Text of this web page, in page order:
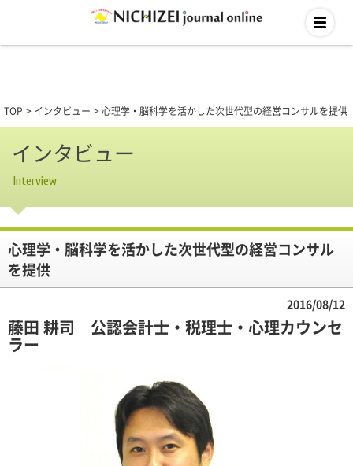
TOP インタビュー 心理学・脳科学を活かした次世代型の経営コンサルを提供
インタビュー
Interview
心理学・脳科学を活かした次世代型の経営コンサル
を提供
2016/08/12
藤田 耕司 公認会計士・税理士・心理カウンセ
ラー